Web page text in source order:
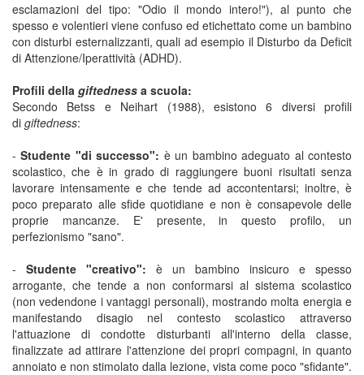
esclamazioni del tipo: "Odio il mondo intero!"), al punto che
spesso e volentieri viene confuso ed etichettato come un bambino
con disturbi esternalizzanti, quali ad esempio il Disturbo da Deficit
di Attenzione/Iperattività (ADHD).
Profili della giftedness a scuola:
Secondo Betss e Neihart (1988), esistono 6 diversi profili
di giftedness:
-Studente "di successo": è un bambino adeguato al contesto
scolastico, che è in grado di raggiungere buoni risultati senza
lavorare intensamente e che tende ad accontentarsi; inoltre, è
poco preparato alle sfide quotidiane e non è consapevole delle
proprie mancanze. E' presente, in questo profilo, un
perfezionismo "sano".
- Studente "creativo": è un bambino insicuro e spesso
arrogante, che tende a non conformarsi al sistema scolastico
(non vedendone i vantaggi personali), mostrando molta energia e
manifestando disagio nel contesto scolastico attraverso
l'attuazione di condotte disturbanti all'interno della classe,
finalizzate ad attirare l'attenzione dei propri compagni, in quanto
annoiato e non stimolato dalla lezione, vista come poco "sfidante".